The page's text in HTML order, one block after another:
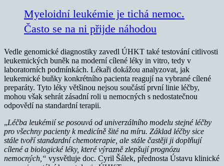
Myeloidní leukémie je tichá nemoc.
Často se na ni přijde náhodou
Vedle genomické diagnostiky zavedl ÚHKT také testování citlivosti
leukemických buněk na moderní cílené léky in vitro, tedy v
laboratorních podmínkách. Lékaři dokážou analyzovat, jak
leukemické buňky konkrétního pacienta reagují na vybrané cílené
preparáty. Tyto léky většinou nejsou součástí první linie léčby,
mohou však sehrát zásadní roli u nemocných s nedostatečnou
odpovědí na standardní terapii.
„Léčba leukémií se posouvá od univerzálního modelu stejné léčby
pro všechny pacienty k medicíně šité na míru. Základ léčby sice
stále tvoří standardní chemoterapie, ale stále častěji ji doplňují
cílené a biologické léky, které výrazně zlepšují prognózu
nemocných,“ vysvětluje doc. Cyril Šálek, přednosta Ústavu klinické